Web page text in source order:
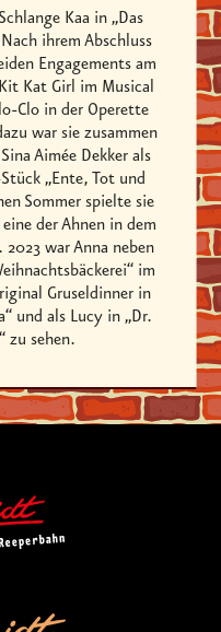
Kaa in „Das
ihrem Abschluss
Engagements am
Kat Girl im Musical
Clo in der Operette
war sie zusammen
Aimée Dekker als
„Ente, Tot und
Sommer spielte sie
der Ahnen in dem
2023 war Anna neben
im
Gruseldinner in
und als Lucy in „Dr.
zu sehen.